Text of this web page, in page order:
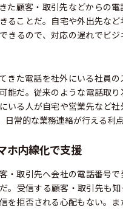
た顧客・取引先などからの
ることだ。自宅や外出先など
きるので、対応の遅れでビ
きた電話を社外にいる社員の
能だ。従来のような電話取り
いる人が自宅や営業先など社
日常的な業務連絡が行える利点
ホ内線化で支援
・取引先へ会社の電話番号で
。受信する顧客・取引先も
を拒否される心配もない。ま